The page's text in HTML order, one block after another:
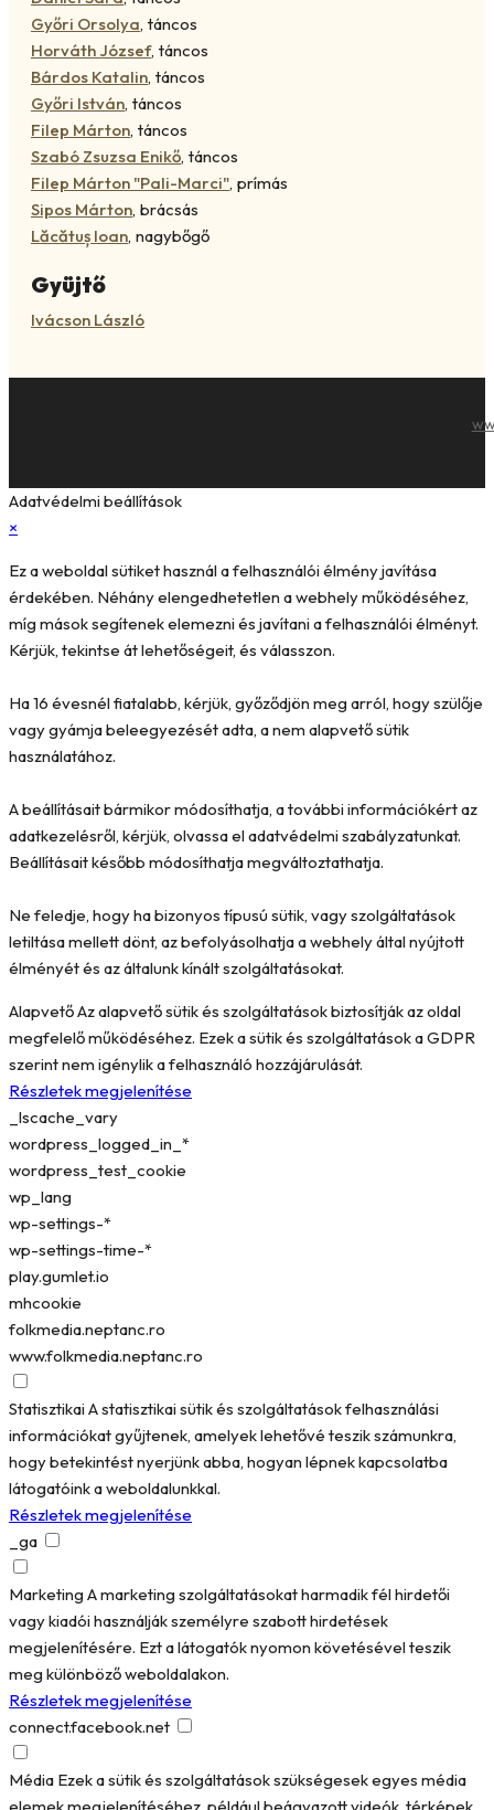
Győri Orsolya, táncos
Horváth József, táncos
Bárdos Katalin, táncos
Győri István, táncos
Filep Márton, táncos
Szabó Zsuzsa Enikő, táncos
Filep Márton "Pali-Marci", prímás
Sipos Márton, brácsás
Lăcătuș Ioan, nagybőgő
Gyüjtő
Ivácson László
Adatvédelmi beállítások
×
Ez a weboldal sütiket használ a felhasználói élmény javítása
érdekében. Néhány elengedhetetlen a webhely működéséhez,
míg mások segítenek elemezni és javítani a felhasználói élményt.
Kérjük, tekintse át lehetőségeit, és válasszon.
Ha 16 évesnél fiatalabb, kérjük, győződjön meg arról, hogy szülője
vagy gyámja beleegyezését adta, a nem alapvető sütik
használatához.
A beállításait bármikor módosíthatja, a további információkért az
adatkezelésről, kérjük, olvassa el adatvédelmi szabályzatunkat.
Beállításait később módosíthatja megváltoztathatja.
Ne feledje, hogy ha bizonyos típusú sütik, vagy szolgáltatások
letiltása mellett dönt, az befolyásolhatja a webhely által nyújtott
élményét és az általunk kínált szolgáltatásokat.
AlapvetőAz alapvető sütik és szolgáltatások biztosítják az oldal
megfelelő működéséhez. Ezek a sütik és szolgáltatások a GDPR
szerint nem igénylik a felhasználó hozzájárulását.
Részletek megjelenítése
_lscache_vary
wordpress_logged_in_*
wordpress_test_cookie
wp_lang
wp-settings-*
wp-settings-time-*
play.gumlet.io
mhcookie
folkmedia.neptanc.ro
www.folkmedia.neptanc.ro
StatisztikaiA statisztikai sütik és szolgáltatások felhasználási
információkat gyűjtenek, amelyek lehetővé teszik számunkra,
hogy betekintést nyerjünk abba, hogyan lépnek kapcsolatba
látogatóink a weboldalunkkal.
Részletek megjelenítése
_ga
Marketing A marketing szolgáltatásokat harmadik fél hirdetői
vagy kiadói használják személyre szabott hirdetések
megjelenítésére. Ezt a látogatók nyomon követésével teszik
meg különböző weboldalakon.
Részletek megjelenítése
connect.facebook.net
Média Ezek a sütik és szolgáltatások szükségesek egyes média
elemek megjelenítéséhez, például beágyazott videók, térképek,